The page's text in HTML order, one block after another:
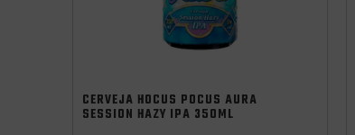
CERVEJA HOCUS POCUS AURA
SESSION HAZY IPA 350ML